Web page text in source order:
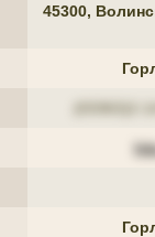
45300,